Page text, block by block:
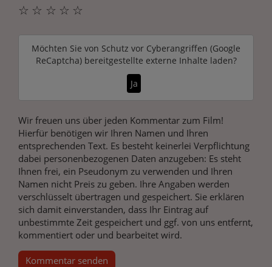
☆
☆
☆
☆
☆
Möchten Sie von Schutz vor Cyberangriffen (Google
ReCaptcha)bereitgestellte externe Inhalte laden?
Ja
Wir freuen uns über jeden Kommentar zum Film!
Hierfür benötigen wir Ihren Namen und Ihren
entsprechenden Text. Es besteht keinerlei Verpflichtung
dabei personenbezogenen Daten anzugeben: Es steht
Ihnen frei, ein Pseudonym zu verwenden und Ihren
Namen nicht Preis zu geben. Ihre Angaben werden
verschlüsselt übertragen und gespeichert. Sie erklären
sich damit einverstanden, dass Ihr Eintrag auf
unbestimmte Zeit gespeichert und ggf. von uns entfernt,
kommentiert oder und bearbeitet wird.
Kommentar senden